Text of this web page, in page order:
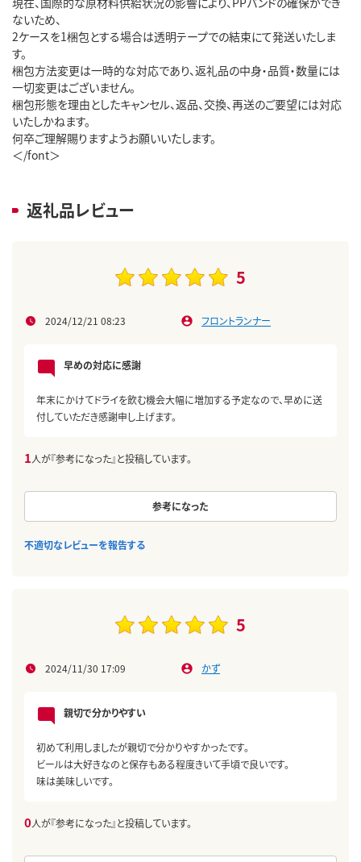
ないため、
2ケースを1梱包とする場合は透明テープでの結束にて発送いたしま
す。
梱包方法変更は一時的な対応であり、返礼品の中身・品質・数量には
一切変更はございません。
梱包形態を理由としたキャンセル、返品、交換、再送のご要望には対応
いたしかねます。
何卒ご理解賜りますようお願いいたします。
＜/font＞
返礼品レビュー
5
2024/12/21 08:23 フロントランナー
早めの対応に感謝
年末にかけてドライを飲む機会大幅に増加する予定なので、早めに送
付していただき感謝申し上げます。
1人が『参考になった』と投稿しています。
参考になった
不適切なレビューを報告する
5
2024/11/30 17:09 かず
親切で分かりやすい
初めて利用しましたが親切で分かりやすかったです。
ビールは大好きなのと保存もある程度きいて手頃で良いです。
味は美味しいです。
0人が『参考になった』と投稿しています。